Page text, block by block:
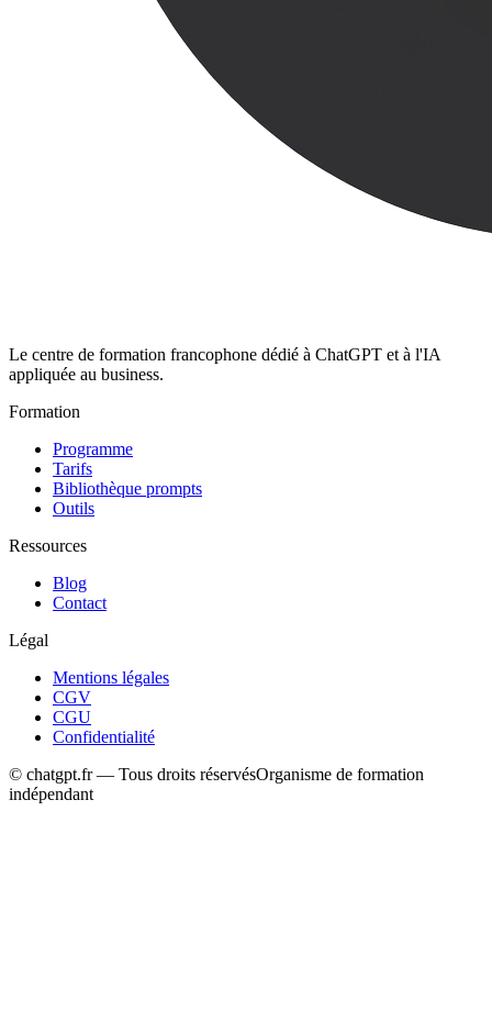
Le centre de formation francophone dédié à ChatGPT et à l'IA
appliquée au business.
Formation
Programme
Tarifs
Bibliothèque prompts
Outils
Ressources
Blog
Contact
Légal
Mentions légales
CGV
CGU
Confidentialité
© chatgpt.fr — Tous droits réservésOrganisme de formation
indépendant